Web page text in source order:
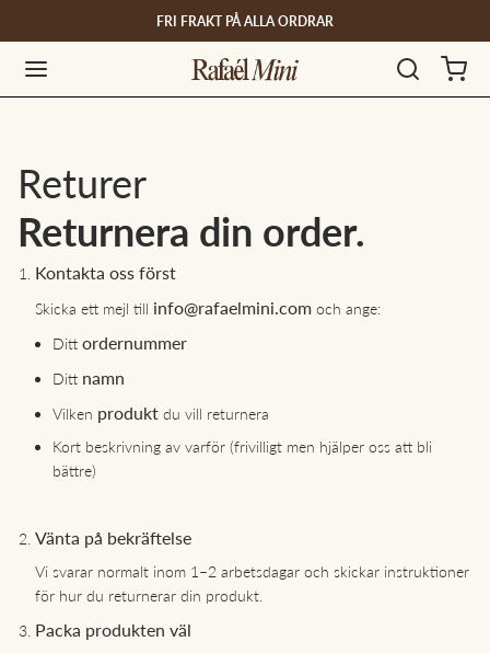
FRI FRAKT PÅ ALLA ORDRAR
Returer
Returnera din order.
Kontakta oss först
Skicka ett mejl till info@rafaelmini.com och ange:
Ditt ordernummer
Ditt namn
Vilken produkt du vill returnera
Kort beskrivning av varför (frivilligt men hjälper oss att bli
bättre)
Vänta på bekräftelse
Vi svarar normalt inom 1–2 arbetsdagar och skickar instruktioner
för hur du returnerar din produkt.
Packa produkten väl